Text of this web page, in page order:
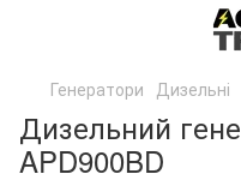
Генератори Дизельні
Дизельний
APD900BD